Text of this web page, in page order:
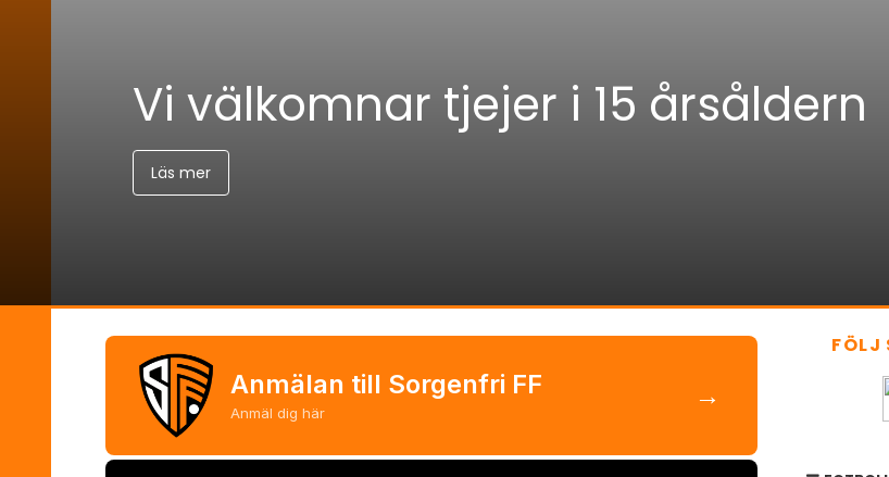
Vi välkomnar tjejer i 15 årsåldern
Anmälan till Sorgenfri FF
Anmäl dig här →
FÖLJ